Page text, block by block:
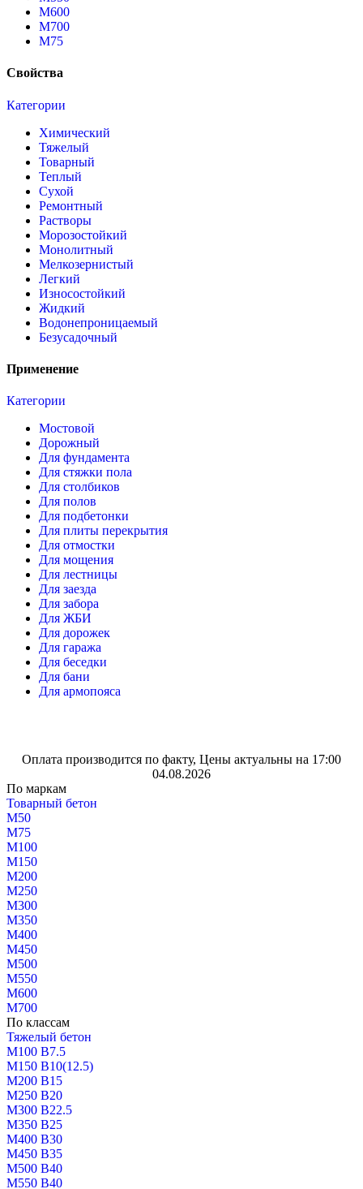
М600
М700
М75
Свойства
Категории
Химический
Тяжелый
Товарный
Теплый
Сухой
Ремонтный
Растворы
Морозостойкий
Монолитный
Мелкозернистый
Легкий
Износостойкий
Жидкий
Водонепроницаемый
Безусадочный
Применение
Категории
Мостовой
Дорожный
Для фундамента
Для стяжки пола
Для столбиков
Для полов
Для подбетонки
Для плиты перекрытия
Для отмостки
Для мощения
Для лестницы
Для заезда
Для забора
Для ЖБИ
Для дорожек
Для гаража
Для беседки
Для бани
Для армопояса
Оплата производится по факту, Цены актуальны на 17:00
04.08.2026
По маркам
Товарный бетон
М50
М75
М100
М150
М200
М250
М300
М350
М400
М450
М500
М550
М600
М700
По классам
Тяжелый бетон
М100 В7.5
М150 В10(12.5)
М200 В15
М250 В20
М300 В22.5
М350 В25
М400 В30
М450 В35
М500 В40
М550 В40